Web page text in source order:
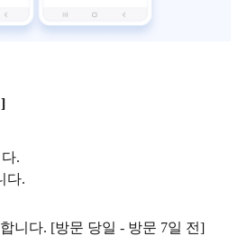
.
다.
니다. [방문 당일 - 방문 7일 전]